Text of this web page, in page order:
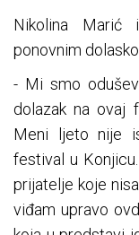
Nikolina Marić
ponovnim
- Mi smo
dolazak na ovaj
Meni ljeto nije
festival u
prijatelje koje
viđam upravo